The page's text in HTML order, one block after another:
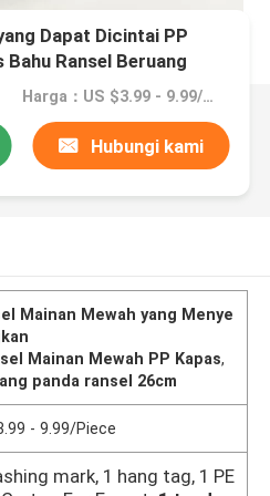
Dapat Dicintai PP
Bahu Ransel Beruang
Harga：US $3.99 - 9.99/Piece
Hubungi kami
Mainan Mewah yang Menye
Mainan Mewah PP Kapas,
panda ransel 26cm
- 9.99/Piece
mark, 1 hang tag, 1 PE